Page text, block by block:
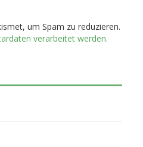
um Spam zu reduzieren.
verarbeitet werden.